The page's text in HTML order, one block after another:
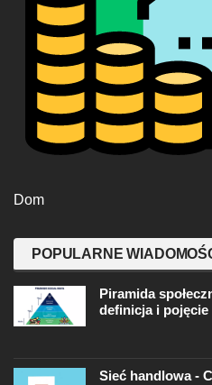
Dom
POPULARNE
Piramida
definicja i pojęcie
Sieć handlowa -